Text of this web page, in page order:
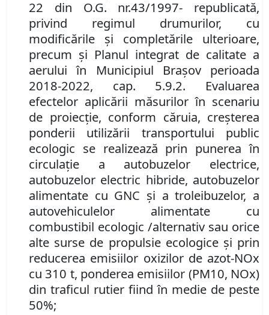
22 din O.G. nr.43/1997- republicată,
privind regimul drumurilor, cu
modificările şi completările ulterioare,
precum şi Planul integrat de calitate a
aerului în Municipiul Brașov perioada
2018-2022, cap. 5.9.2. Evaluarea
efectelor aplicării măsurilor în scenariu
de proiecție, conform căruia, creşterea
ponderii utilizării transportului public
ecologic se realizează prin punerea în
circulaţie a autobuzelor electrice,
autobuzelor electric hibride, autobuzelor
alimentate cu GNC şi a troleibuzelor, a
autovehiculelor alimentate cu
combustibil ecologic /alternativ sau orice
alte surse de propulsie ecologice şi prin
reducerea emisiilor oxizilor de azot-NOx
cu 310 t, ponderea emisiilor (PM10, NOx)
din traficul rutier fiind în medie de peste
50%;